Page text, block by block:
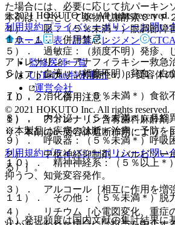
本剤は、主として薬物代謝酵素ＣＹＰ
１０．１． 併用禁忌：
アドレナリン＜アナフィラキシー救急
ンはアドレナリン作動性α、β−受容体
１０．２． 併用注意：
１）． アドレナリン含有歯科麻酔剤
り、本剤のα−受容体遮断作用により、
２）． 中枢神経抑制剤（バルビツー
る）］。
３）． アルコール［相互に作用を増
４）． リチウム［心電図変化、重症
た場合には、必要に応じて抗パーキン
４）． 眼：（５％未満＊）眼調節障
５）． 過敏症：（頻度不明）発疹、
６）． 血液：（頻度不明）貧血、白
７）． 消化器：（５％未満＊）食欲
８）． 内分泌：（５％未満＊）月経
９）． 呼吸器：（５％未満＊）呼吸
１０）． 精神神経系：（５％以上＊
抑うつ、知覚変容発作。
１１）． その他：（５％未満＊）脱
＊）発現頻度は国内文献の集計結果に
© 2021 HOKUTO Inc. All rights reserved.
利用規約プライバシーポリシーお問い
ホーム
表・計算 レジメン
監修医師一覧
UpToDate特別割引
運営会社
© 2021 HOKUTO Inc. All rights reserved.
※本製品は疾病の診断・治療・予防を
利用規約プライバシーポリシーお問い